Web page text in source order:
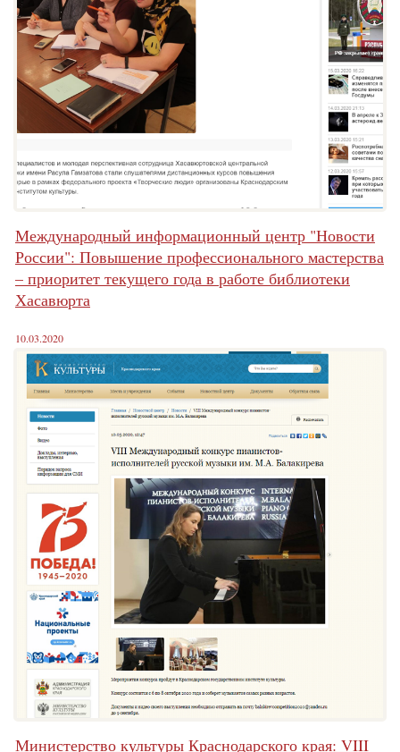
Международный информационный центр "Новости
России": Повышение профессионального мастерства
– приоритет текущего года в работе библиотеки
Хасавюрта
10.03.2020
Министерство культуры Краснодарского края: VIII